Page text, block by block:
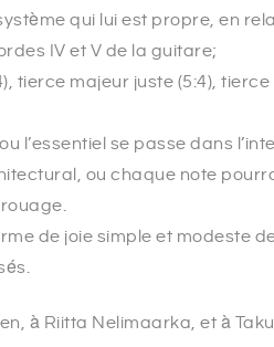
qui lui est propre, en
IV et V de la guitare;
majeur juste (5:4), tierce
se passe dans
ou chaque note pourra
de joie simple et modeste
à Riitta Nelimaarka, et à